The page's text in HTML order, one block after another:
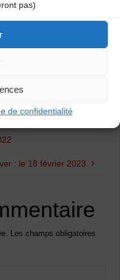
pas)
de confidentialité
: le 18 février 2023
Les champs obligatoires